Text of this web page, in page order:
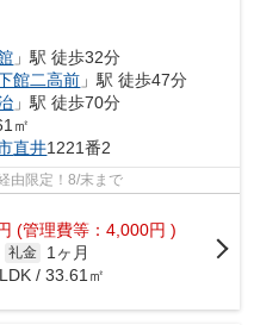
」駅 徒歩32分
館二高前 」駅 徒歩47分
」駅 徒歩70分
㎡
直井1221番2
由限定！8/末まで
(管理費等：4,000円 )
礼金
1ヶ月
/ 33.61㎡